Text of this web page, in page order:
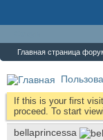
Главная страница
If this is your first
proceed. To start
bellaprincessa